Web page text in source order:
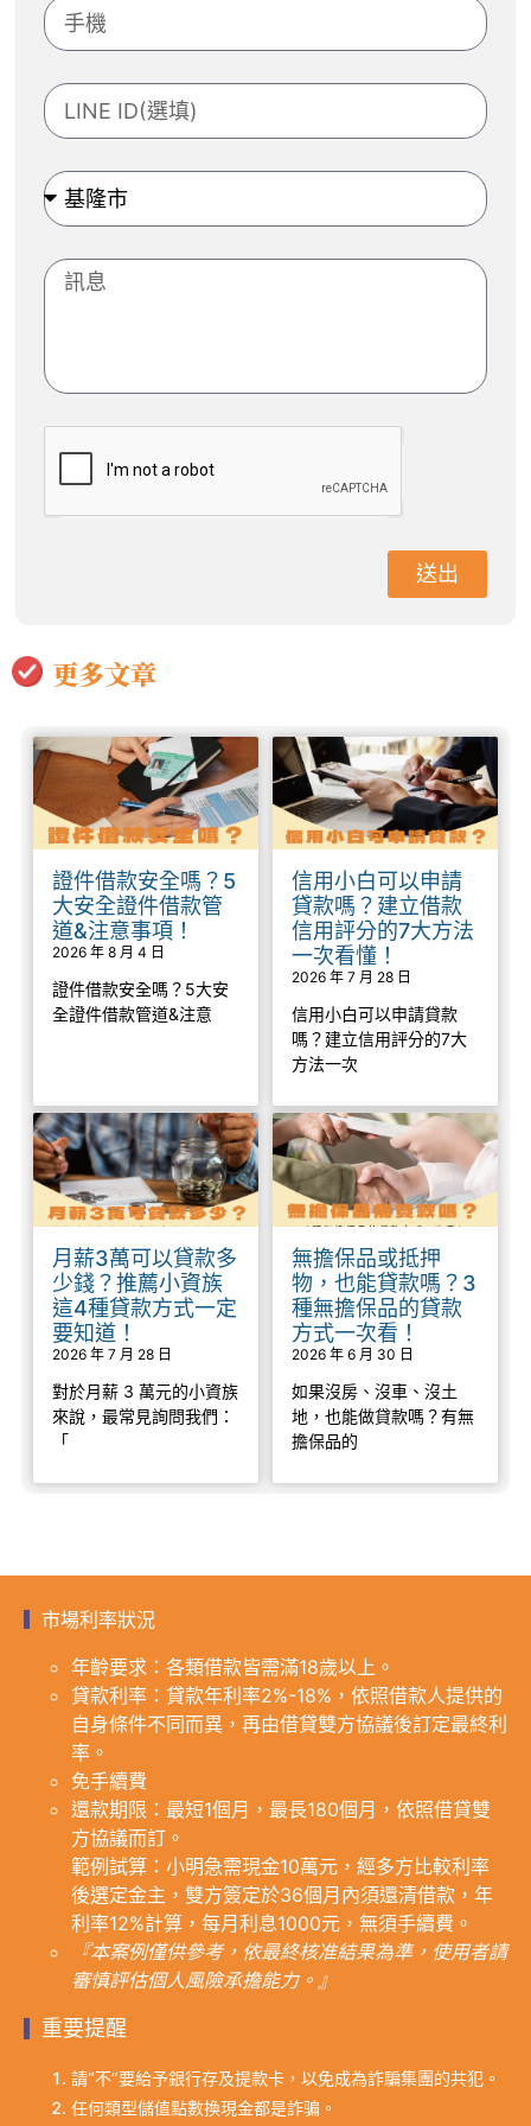
送出
更多文章
證件借款安全嗎？5
大安全證件借款管
道&注意事項！
2026 年 8 月 4 日
證件借款安全嗎？5大安
全證件借款管道&注意
信用小白可以申請
貸款嗎？建立借款
信用評分的7大方法
一次看懂！
2026 年 7 月 28 日
信用小白可以申請貸款
嗎？建立信用評分的7大
方法一次
月薪3萬可以貸款多
少錢？推薦小資族
這4種貸款方式一定
要知道！
2026 年 7 月 28 日
對於月薪 3 萬元的小資族
來說，最常見詢問我們：
「
無擔保品或抵押
物，也能貸款嗎？3
種無擔保品的貸款
方式一次看！
2026 年 6 月 30 日
如果沒房、沒車、沒土
地，也能做貸款嗎？有無
擔保品的
市場利率狀況
年齡要求：各類借款皆需滿18歲以上。
貸款利率：貸款年利率2%-18%，依照借款人提供的
自身條件不同而異，再由借貸雙方協議後訂定最終利
率。
免手續費
還款期限：最短1個月，最長180個月，依照借貸雙
方協議而訂。
範例試算：小明急需現金10萬元，經多方比較利率
後選定金主，雙方簽定於36個月內須還清借款，年
利率12%計算，每月利息1000元，無須手續費。
『本案例僅供參考，依最終核准結果為準，使用者請
審慎評估個人風險承擔能力。』
重要提醒
請“不”要給予銀行存及提款卡，以免成為詐騙集團的共犯。
任何類型儲值點數換現金都是詐骗。